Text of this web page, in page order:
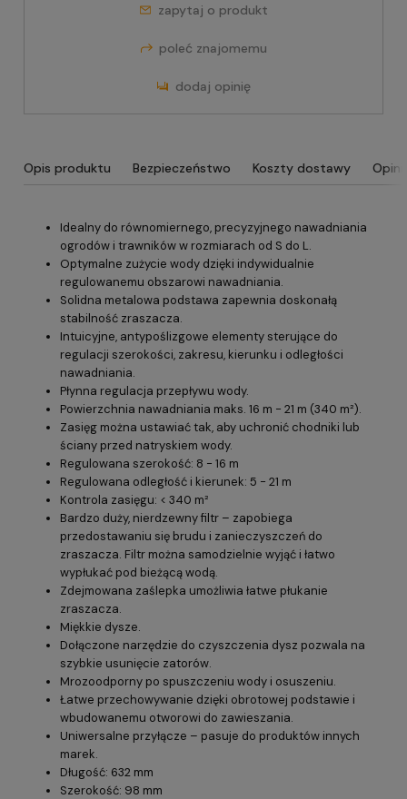
zapytaj o produkt
poleć znajomemu
dodaj opinię
Opis produktu Bezpieczeństwo Koszty dostawy
Idealny do równomiernego, precyzyjnego nawadniania
ogrodów i trawników w rozmiarach od S do L.
Optymalne zużycie wody dzięki indywidualnie
regulowanemu obszarowi nawadniania.
Solidna metalowa podstawa zapewnia doskonałą
stabilność zraszacza.
Intuicyjne, antypoślizgowe elementy sterujące do
regulacji szerokości, zakresu, kierunku i odległości
nawadniania.
Płynna regulacja przepływu wody.
Powierzchnia nawadniania maks. 16 m - 21 m (340 m²).
Zasięg można ustawiać tak, aby uchronić chodniki lub
ściany przed natryskiem wody.
Regulowana szerokość: 8 - 16 m
Regulowana odległość i kierunek: 5 - 21 m
Kontrola zasięgu: < 340 m²
Bardzo duży, nierdzewny filtr – zapobiega
przedostawaniu się brudu i zanieczyszczeń do
zraszacza. Filtr można samodzielnie wyjąć i łatwo
wypłukać pod bieżącą wodą.
Zdejmowana zaślepka umożliwia łatwe płukanie
zraszacza.
Miękkie dysze.
Dołączone narzędzie do czyszczenia dysz pozwala na
szybkie usunięcie zatorów.
Mrozoodporny po spuszczeniu wody i osuszeniu.
Łatwe przechowywanie dzięki obrotowej podstawie i
wbudowanemu otworowi do zawieszania.
Uniwersalne przyłącze – pasuje do produktów innych
marek.
Długość: 632 mm
Szerokość: 98 mm